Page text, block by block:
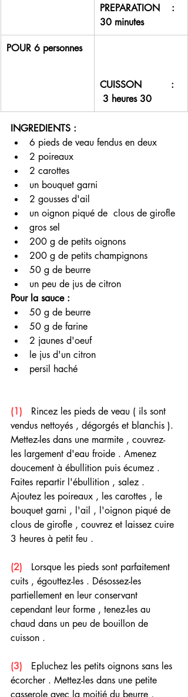
PREPARATION    :
30 minutes
POUR 6 personnes
CUISSON          :
3 heures 30
INGREDIENTS :
6 pieds de veau fendus en deux
2 poireaux
2 carottes
un bouquet garni
2 gousses d'ail
un oignon piqué de  clous de girofle
gros sel
200 g de petits oignons
200 g de petits champignons
50 g de beurre
un peu de jus de citron
Pour la sauce :
50 g de beurre
50 g de farine
2 jaunes d'oeuf
le jus d'un citron
persil haché
(1)
  Rincez les pieds de veau ( ils sont
vendus nettoyés , dégorgés et blanchis ).
Mettez-les dans une marmite , couvrez-
les largement d'eau froide . Amenez
doucement à ébullition puis écumez .
Faites repartir l'ébullition , salez .
Ajoutez les poireaux , les carottes , le
bouquet garni , l'ail , l'oignon piqué de
clous de girofle , couvrez et laissez cuire
3 heures à petit feu .
(2)
  Lorsque les pieds sont parfaitement
cuits , égouttez-les . Désossez-les
partiellement en leur conservant
cependant leur forme , tenez-les au
chaud dans un peu de bouillon de
cuisson .
(3)
  Epluchez les petits oignons sans les
écorcher . Mettez-les dans une petite
casserole avec la moitié du beurre ,